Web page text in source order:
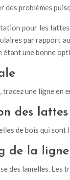
des problèmes
pour les
par rapport
une bonne
une ligne en
des
de bois qui
de la ligne
des lamelles.